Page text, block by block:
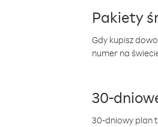
Pakiety
Gdy kupisz
numer na
30-
30-dniowy plan